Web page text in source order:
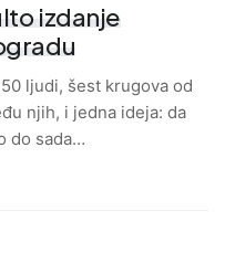
izdanje
ljudi, šest krugova od
njih, i jedna ideja: da
do sada…